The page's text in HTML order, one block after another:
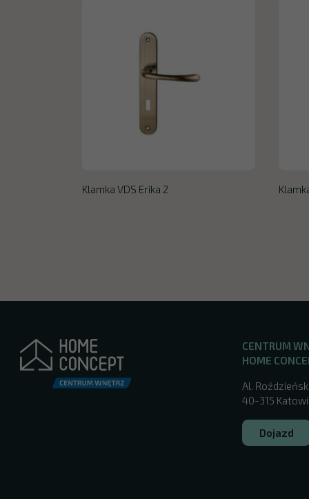
Klamka VDS Erika 2
CENTRUM
HOME
Al.
40-315
Dojazd